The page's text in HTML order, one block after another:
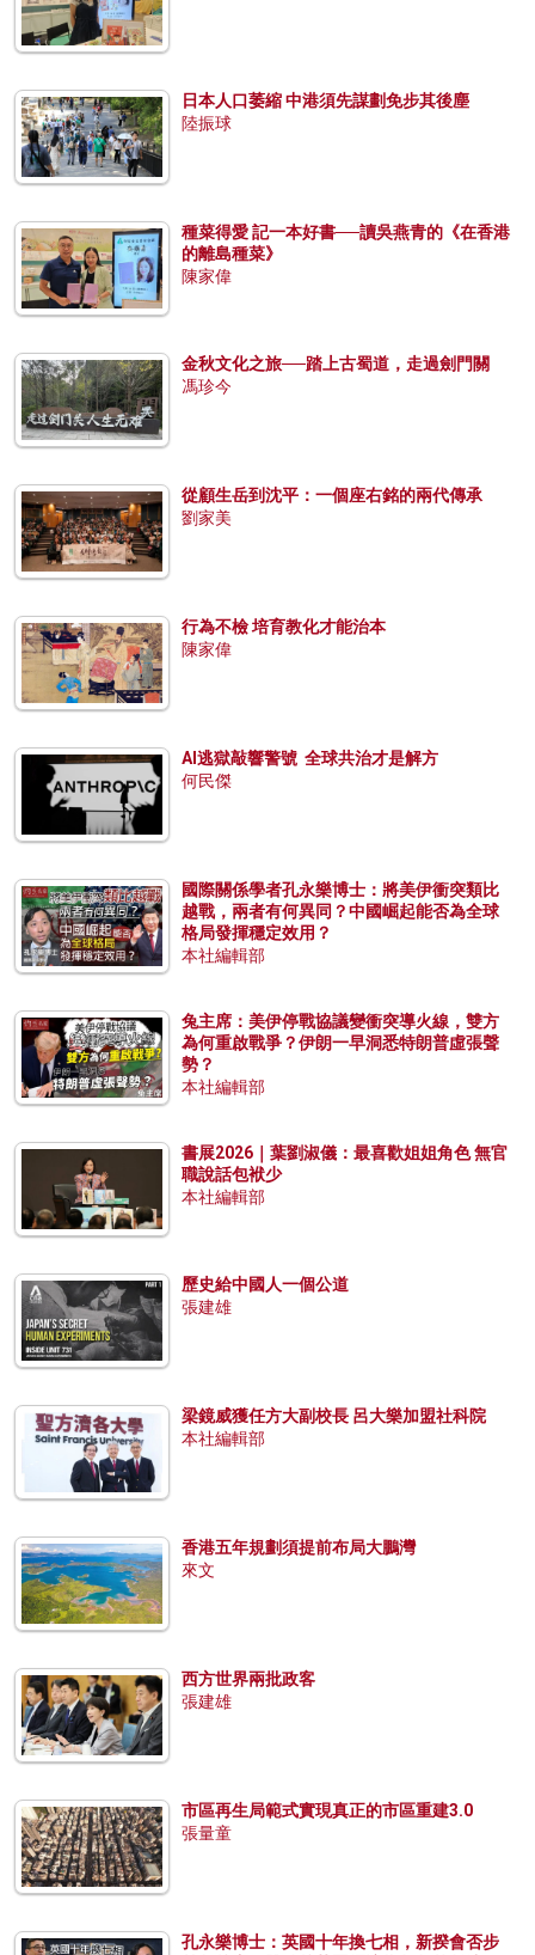
日本人口萎縮 中港須先謀劃免步其後塵
陸振球
種菜得愛 記一本好書──讀吳燕青的《在香港
的離島種菜》
陳家偉
金秋文化之旅──踏上古蜀道，走過劍門關
馮珍今
從顧生岳到沈平：一個座右銘的兩代傳承
劉家美
行為不檢 培育教化才能治本
陳家偉
AI逃獄敲響警號 全球共治才是解方
何民傑
國際關係學者孔永樂博士：將美伊衝突類比
越戰，兩者有何異同？中國崛起能否為全球
格局發揮穩定效用？
本社編輯部
兔主席：美伊停戰協議變衝突導火線，雙方
為何重啟戰爭？伊朗一早洞悉特朗普虛張聲
勢？
本社編輯部
書展2026｜葉劉淑儀：最喜歡姐姐角色 無官
職說話包袱少
本社編輯部
歷史給中國人一個公道
張建雄
梁鏡威獲任方大副校長 呂大樂加盟社科院
本社編輯部
香港五年規劃須提前布局大鵬灣
來文
西方世界兩批政客
張建雄
市區再生局範式實現真正的市區重建3.0
張量童
孔永樂博士：英國十年換七相，新揆會否步